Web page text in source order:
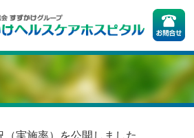
実施率）を公開しました